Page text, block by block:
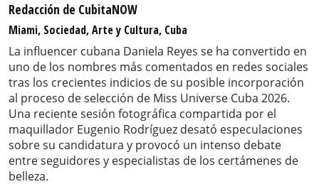
Redacción de CubitaNOW
Miami, Sociedad, Arte y Cultura, Cuba
La influencer cubana Daniela Reyes se ha convertido en
uno de los nombres más comentados en redes sociales
tras los crecientes indicios de su posible incorporación
al proceso de selección de Miss Universe Cuba 2026.
Una reciente sesión fotográfica compartida por el
maquillador Eugenio Rodríguez desató especulaciones
sobre su candidatura y provocó un intenso debate
entre seguidores y especialistas de los certámenes de
belleza.